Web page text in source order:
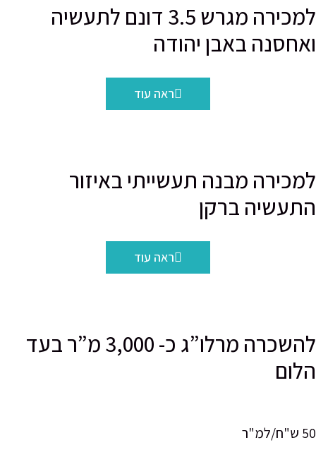
למכירה מגרש 3.5 דונם לתעשיה
באבן יהודה
ראה עוד
מבנה תעשייתי באיזור
ברקן
ראה עוד
להשכרה מרלו”ג כ- 3,000 מ”ר בעד